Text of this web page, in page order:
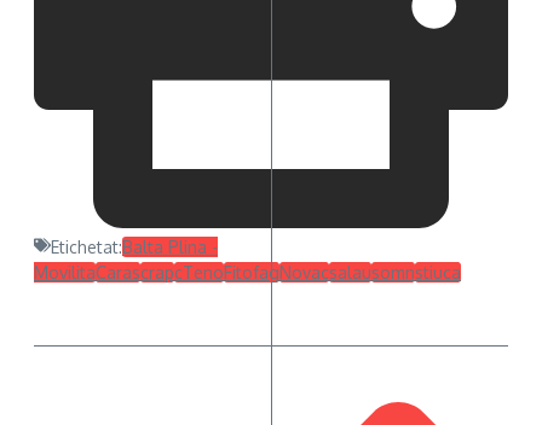
Etichetat:Balta Plina -
MovilitaCarascrapcTenoFitofagNovacsalausomnstiuca